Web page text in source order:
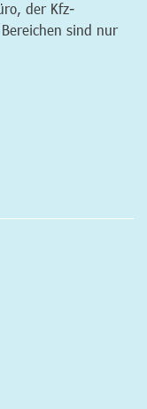
der Kfz-
sind nur